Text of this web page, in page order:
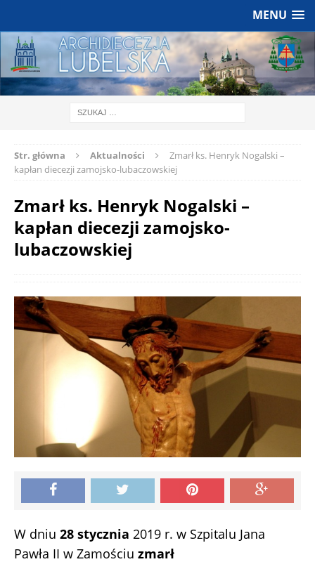
MENU
Str. główna Aktualności
Zmarł ks. Henryk Nogalski –
kapłan diecezji zamojsko-lubaczowskiej
Zmarł ks. Henryk Nogalski –
kapłan diecezji zamojsko-
lubaczowskiej
W dniu 28 stycznia 2019 r. w Szpitalu Jana
Pawła II w Zamościu zmarł